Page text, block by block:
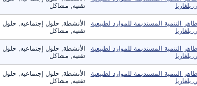
بلغاريا
تقنيه, مشاكل
التنمية المستديمة للموارد لطبيعية
بلغاريا
الأنشطة, حلول إجتماعيه, حلول
تقنيه, مشاكل
التنمية المستديمة للموارد لطبيعية
بلغاريا
الأنشطة, حلول إجتماعيه, حلول
تقنيه, مشاكل
التنمية المستديمة للموارد لطبيعية
بلغاريا
الأنشطة, حلول إجتماعيه, حلول
تقنيه, مشاكل